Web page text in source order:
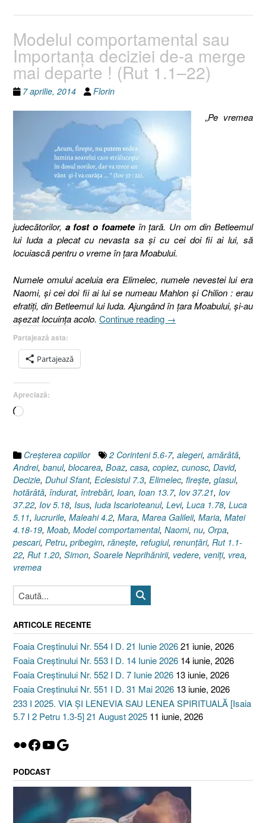
Modelul comportamental sau
Importanţa deciziei de-a merge
mai departe ! (Rut 1.1–22)
7 aprilie, 2014 Florin
„Pe vremea
judecătorilor, a fost o foamete în ţară. Un om din Betleemul
lui Iuda a plecat cu nevasta sa şi cu cei doi fii ai lui, să
locuiască pentru o vreme în ţara Moabului.
Numele omului aceluia era Elimelec, numele nevestei lui era
Naomi, şi cei doi fii ai lui se numeau Mahlon şi Chilion : erau
efratiţi, din Betleemul lui Iuda.Ajungând în ţara Moabului, şi-au
aşezat locuinţa acolo. Continue reading „Modelul
(Rut
1.1–
22)”
→
Partajează asta:
Partajează
Apreciază:
Încarc...
Creşterea copiilor 2 Corinteni 5.6-7, alegeri, amărâtă,
Andrei, banul, blocarea, Boaz, casa, copiez, cunosc, David,
Decizie, Duhul Sfant, Eclesistul 7.3, Elimelec, fireşte, glasul,
hotărâtă, îndurat, întrebări, Ioan, Ioan 13.7, Iov 37.21, Iov
37.22, Iov 5.18, Isus, Iuda Iscarioteanul, Levi, Luca 1.78, Luca
5.11, lucrurile, Maleahi 4.2, Mara, Marea Galileii, Maria, Matei
4.18-19, Moab, Model comportamental, Naomi, nu, Orpa,
pescari, Petru, pribegim, răneşte, refugiul, renunţări, Rut 1.1-
22, Rut 1.20, Simon, Soarele Neprihănirii, vedere, veniţi, vrea,
vremea
ARTICOLE RECENTE
Foaia Creștinului Nr. 554 I D. 21 Iunie 202621 iunie, 2026
Foaia Creștinului Nr. 553 I D. 14 Iunie 2026 14 iunie, 2026
Foaia Creștinului Nr. 552 I D. 7 Iunie 2026 13 iunie, 2026
Foaia Creștinului Nr. 551 I D. 31 Mai 2026 13 iunie, 2026
233 I 2025. VIA ȘI LENEVIA SAU LENEA SPIRITUALĂ [Isaia
5.7 I 2 Petru 1.3-5] 21 August 2025 11 iunie, 2026
Flickr
Facebook
YouTube
Google
PODCAST